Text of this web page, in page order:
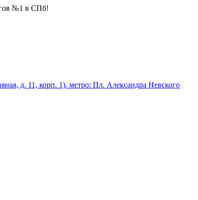
№1 в СПб!
д. 11, корп. 1). метро: Пл. Александра Невского